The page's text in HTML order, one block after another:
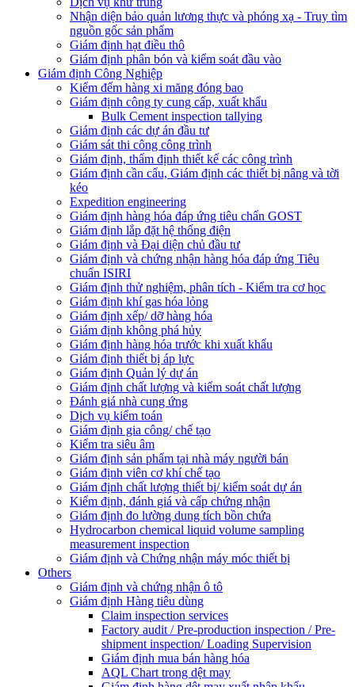
Nhận diện bảo quản lương thực và phóng xạ - Truy tìm
nguồn gốc sản phẩm
Giám định hạt điều thô
Giám định phân bón và kiểm soát đầu vào
Giám định Công Nghiệp
Kiểm đếm hàng xi măng đóng bao
Giám định công ty cung cấp, xuất khẩu
Bulk Cement inspection tallying
Giám định các dự án đầu tư
Giám sát thi công công trình
Giám định, thẩm định thiết kế các công trình
Giám định cần cẩu, Giám định các thiết bị nâng và tời
kéo
Expedition engineering
Giám định hàng hóa đáp ứng tiêu chẩn GOST
Giám định lắp đặt hệ thống điện
Giám định và Đại diện chủ đầu tư
Giám định và chứng nhận hàng hóa đáp ứng Tiêu
chuẩn ISIRI
Giám định thử nghiệm, phân tích - Kiểm tra cơ học
Giám định khí gas hóa lỏng
Giám định xếp/ dỡ hàng hóa
Giám định không phá hủy
Giám định hàng hóa trước khi xuất khẩu
Giám định thiết bị áp lực
Giám định Quản lý dự án
Giám định chất lượng và kiểm soát chất lượng
Đánh giá nhà cung ứng
Dịch vụ kiểm toán
Giám định gia công/ chế tạo
Kiểm tra siêu âm
Giám định sản phẩm tại nhà máy người bán
Giám định viên cơ khí chế tạo
Giám định chất lượng thiết bị/ kiểm soát dự án
Kiểm định, đánh giá và cấp chứng nhận
Giám định đo lường dung tích bồn chứa
Hydrocarbon chemical liquid volume sampling
measurement inspection
Giám định và Chứng nhận máy móc thiết bị
Others
Giám định và chứng nhận ô tô
Giám định Hàng tiêu dùng
Claim inspection services
Factory audit / Pre-production inspection / Pre-
shipment inspection/ Loading Supervision
Giám định mua bán hàng hóa
AQL Chart trong dệt may